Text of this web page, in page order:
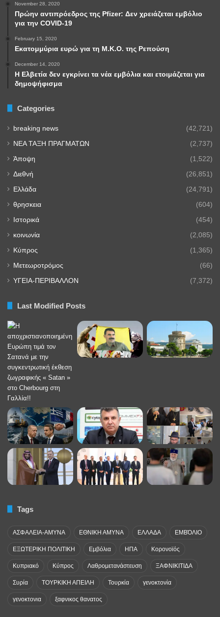
November 28, 2020
Πρώην αντιπρόεδρος της Pfizer: Δεν χρειάζεται εμβόλιο
για την COVID-19
February 15, 2020
Εκατομμύρια ευρώ για τη Μ.Κ.Ο. της Ρεπούση
December 14, 2020
Η Ελβετία δεν εγκρίνει τα νέα εμβόλια και ετοιμάζεται για
δημοψήφισμα
Categories
breaking news (42,721)
NEA TAΞΗ ΠΡΑΓΜΑΤΩΝ (2,737)
Άποψη (1,522)
Διεθνή (26,851)
Ελλάδα (24,791)
θρησκεια (604)
Ιστορικά (454)
κοινωνία (2,085)
Κύπρος (1,365)
Μετεωροτρόμος (66)
ΥΓΕΙΑ-ΠΕΡΙΒΑΛΛΟΝ (7,372)
Last Modified Posts
Tags
ΑΣΦΑΛΕΙΑ-ΑΜΥΝΑ ΕΘΝΙΚΗ ΑΜΥΝΑ ΕΛΛΑΔΑ ΕΜΒΌΛΙΟ
ΕΞΩΤΕΡΙΚΗ ΠΟΛΙΤΙΚΗ Εμβόλια ΗΠΑ Κορονοϊός
Κυπριακό Κύπρος Λαθρομετανάστευση ΞΑΦΝΙΚΙΤΙΔΑ
Συρία ΤΟΥΡΚΙΚΗ ΑΠΕΙΛΗ Τουρκία γενοκτονία
γενοκτονια ξαφνικος θανατος